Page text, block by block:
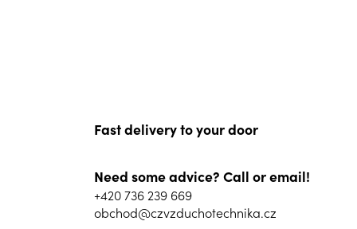
Fast delivery to your door
Need some advice? Call or email!
+420 736 239 669
obchod@czvzduchotechnika.cz